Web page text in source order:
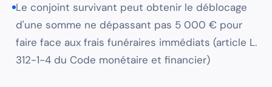
Le conjoint survivant peut obtenir le déblocage
d'une somme ne dépassant pas 5 000 € pour
faire face aux frais funéraires immédiats (article L.
312-1-4 du Code monétaire et financier)